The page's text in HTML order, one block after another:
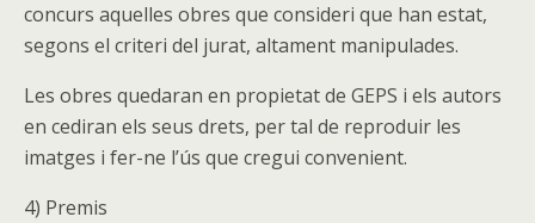
concurs aquelles obres que consideri que han estat,
segons el criteri del jurat, altament manipulades.
Les obres quedaran en propietat de GEPS i els autors
en cediran els seus drets, per tal de reproduir les
imatges i fer-ne l’ús que cregui convenient.
4) Premis